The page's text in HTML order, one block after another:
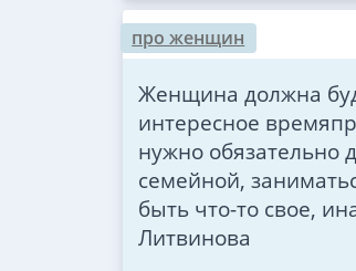
про женщин
Женщина должна
интересное
нужно обязательно
семейной,
быть что-то свое,
Литвинова